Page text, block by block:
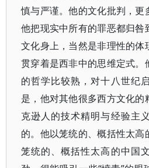
慎与严谨。他的文化批判，更
他把现实中所有的罪恶都归咎
文化身上，当然是非理性的体
贯穿着是西非中的思维定式。
的哲学比较熟，对十八世纪
是，他对其他很多西方文化
克逊人的技术精明与经验主
的。他以笼统的、概括性太
笼统的、概括性太高的中国